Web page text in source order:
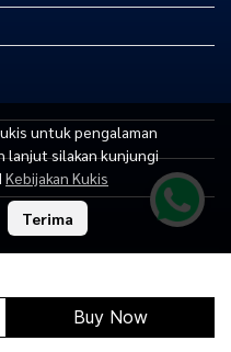
Buy Now
untuk pengalaman
lanjut silakan kunjungi
Kebijakan Kukis
Terima
| Powered by MWE
MakeWebEasy